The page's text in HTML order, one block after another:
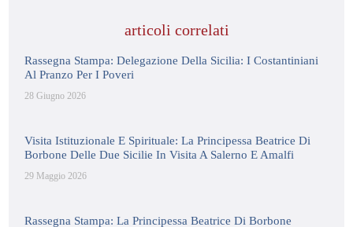
articoli correlati
Rassegna Stampa: Delegazione Della Sicilia: I Costantiniani
Al Pranzo Per I Poveri
28 Giugno 2026
Visita Istituzionale E Spirituale: La Principessa Beatrice Di
Borbone Delle Due Sicilie In Visita A Salerno E Amalfi
29 Maggio 2026
Rassegna Stampa: La Principessa Beatrice Di Borbone